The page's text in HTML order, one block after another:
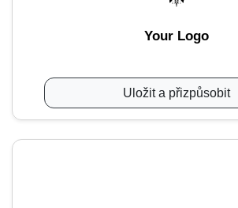
Your Logo
Uložit a přizpůsobit